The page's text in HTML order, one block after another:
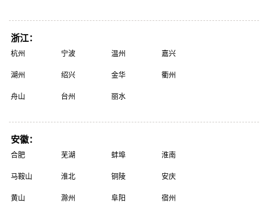
浙江：
杭州 宁波 温州 嘉兴
湖州 绍兴 金华 衢州
舟山 台州 丽水
安徽：
合肥 芜湖 蚌埠 淮南
马鞍山 淮北 铜陵 安庆
黄山 滁州 阜阳 宿州